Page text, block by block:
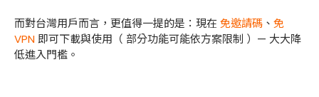
而對台灣用戶而言，更值得一提的是：現在 免邀請碼 、 免
VPN 即可下載與使用（ 部分功能可能依方案限制 ）— 大大降
低進入門檻。